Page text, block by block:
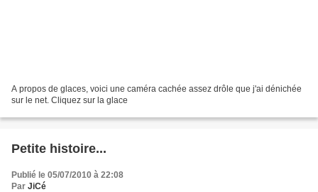
A propos de glaces, voici une caméra cachée assez drôle que j'ai dénichée
sur le net. Cliquez sur la glace
Petite histoire...
Publié le 05/07/2010 à 22:08
Par JiCé